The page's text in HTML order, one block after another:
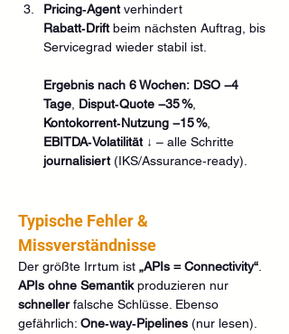
Pricing‑Agent verhindert
Rabatt‑Drift beim nächsten Auftrag, bis
Servicegrad wieder stabil ist.
Ergebnis nach 6 Wochen: DSO −4
Tage Disput‑Quote −35 %,
Kontokorrent‑Nutzung −15 %,
EBITDA‑Volatilität ↓ – alle Schritte
journalisiert (IKS/Assurance‑ready).
Typische Fehler &
Missverständnisse
Der größte Irrtum ist „APIs = Connectivity“
APIs ohne Semantik produzieren nur
schneller falsche Schlüsse. Ebenso
gefährlich: One‑way‑Pipelines (nur lesen).